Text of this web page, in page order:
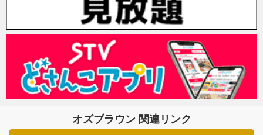
オズブラウン 関連リンク